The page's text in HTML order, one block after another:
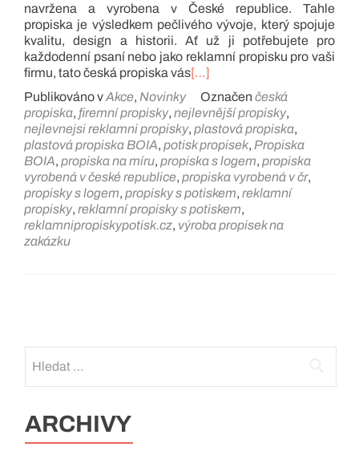
navržena a vyrobena v České republice. Tahle
propiska je výsledkem pečlivého vývoje, který spojuje
kvalitu, design a historii. Ať už ji potřebujete pro
každodenní psaní nebo jako reklamní propisku pro vaši
firmu, tato česká propiska vás[…]
Publikováno vAkce, Novinky Označen česká
propiska, firemní propisky, nejlevnější propisky,
nejlevnejsi reklamni propisky, plastová propiska,
plastová propiska BOIA, potisk propisek, Propiska
BOIA, propiska na míru, propiska s logem, propiska
vyrobená v české republice, propiska vyrobená v čr,
propisky s logem, propisky s potiskem, reklamní
propisky, reklamní propisky s potiskem,
reklamnipropiskypotisk.cz, výroba propisek na
zakázku
ARCHIVY